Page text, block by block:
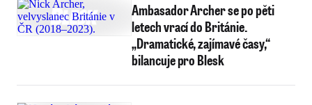
Ambasador Archer se po pěti
letech vrací do Británie.
„Dramatické, zajímavé časy,“
bilancuje pro Blesk